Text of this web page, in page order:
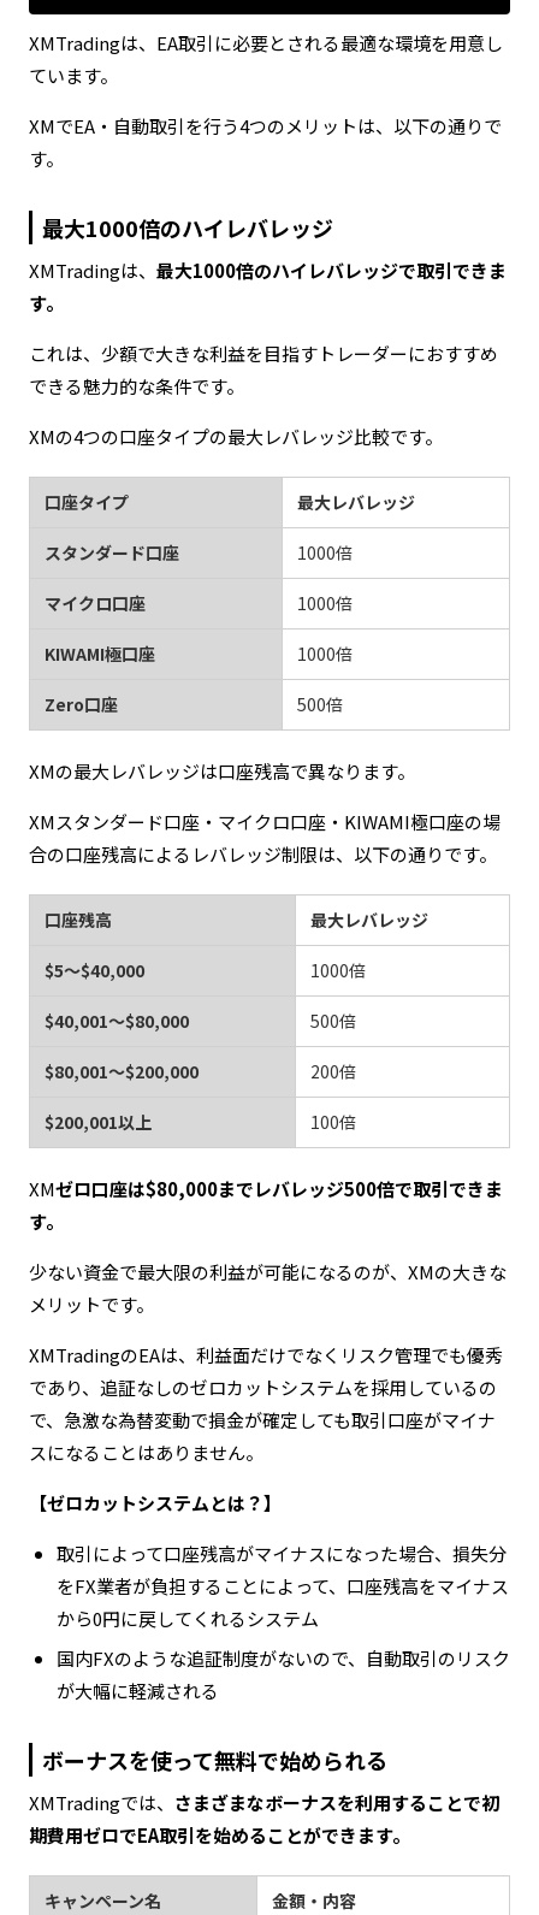
XMTradingは、EA取引に必要とされる最適な環境を用意し
ています。
XMでEA・自動取引を行う4つのメリットは、以下の通りで
す。
最大1000倍のハイレバレッジ
XMTradingは、 最大1000倍のハイレバレッジで取引できま
す。
これは、少額で大きな利益を目指すトレーダーにおすすめ
できる魅力的な条件です。
XMの4つの口座タイプの最大レバレッジ比較です。
口座タイプ 最大レバレッジ
スタンダード口座 1000倍
マイクロ口座 1000倍
KIWAMI極口座 1000倍
Zero口座 500倍
XMの最大レバレッジは口座残高で異なります。
XMスタンダード口座・マイクロ口座・KIWAMI極口座の場
合の口座残高によるレバレッジ制限は、以下の通りです。
口座残高 最大レバレッジ
$5～$40,000 1000倍
$40,001～$80,000 500倍
$80,001～$200,000 200倍
$200,001以上 100倍
XMゼロ口座は$80,000までレバレッジ500倍で取引できま
す。
少ない資金で最大限の利益が可能になるのが、XMの大きな
メリットです。
XMTradingのEAは、利益面だけでなくリスク管理でも優秀
であり、追証なしのゼロカットシステムを採用しているの
で、急激な為替変動で損金が確定しても取引口座がマイナ
スになることはありません。
【ゼロカットシステムとは？】
取引によって口座残高がマイナスになった場合、損失分
をFX業者が負担することによって、口座残高をマイナス
から0円に戻してくれるシステム
国内FXのような追証制度がないので、自動取引のリスク
が大幅に軽減される
ボーナスを使って無料で始められる
XMTradingでは、 さまざまなボーナスを利用することで初
期費用ゼロでEA取引を始めることができます。
キャンペーン名 金額・内容